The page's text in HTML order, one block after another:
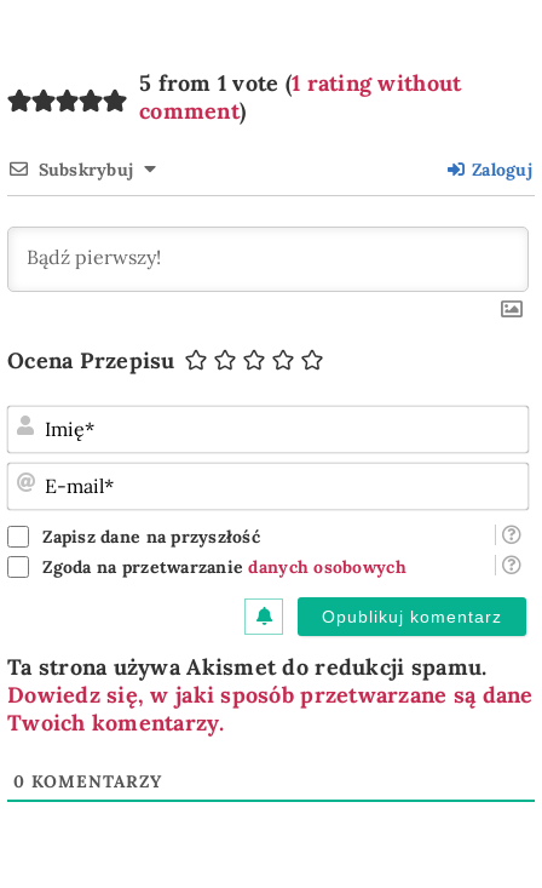
5 from 1 vote (1 rating without
comment)
Subskrybuj Zaloguj
Ocena Przepisu
Zapisz dane na przyszłość
Zgoda na przetwarzaniedanych osobowych
Ta strona używa Akismet do redukcji spamu.
Dowiedz się, w jaki sposób przetwarzane są dane
Twoich komentarzy.
0 KOMENTARZY